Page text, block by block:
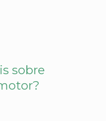
sobre